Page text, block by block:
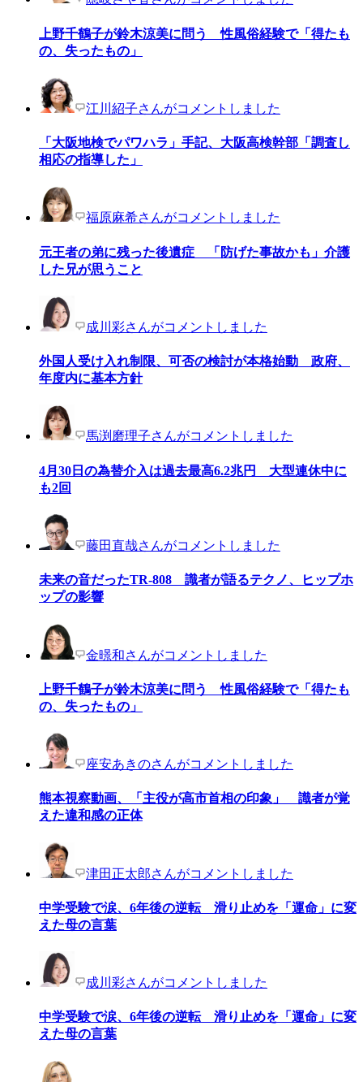
上野千鶴子が鈴木涼美に問う 性風俗経験で「得たも
の、失ったもの」
江川紹子さんがコメントしました
「大阪地検でパワハラ」手記、大阪高検幹部「調査し
相応の指導した」
福原麻希さんがコメントしました
元王者の弟に残った後遺症 「防げた事故かも」介護
した兄が思うこと
成川彩さんがコメントしました
外国人受け入れ制限、可否の検討が本格始動 政府、
年度内に基本方針
馬渕磨理子さんがコメントしました
4月30日の為替介入は過去最高6.2兆円 大型連休中に
も2回
藤田直哉さんがコメントしました
未来の音だったTR-808 識者が語るテクノ、ヒップホ
ップの影響
金暻和さんがコメントしました
上野千鶴子が鈴木涼美に問う 性風俗経験で「得たも
の、失ったもの」
座安あきのさんがコメントしました
熊本視察動画、「主役が高市首相の印象」 識者が覚
えた違和感の正体
津田正太郎さんがコメントしました
中学受験で涙、6年後の逆転 滑り止めを「運命」に変
えた母の言葉
成川彩さんがコメントしました
中学受験で涙、6年後の逆転 滑り止めを「運命」に変
えた母の言葉